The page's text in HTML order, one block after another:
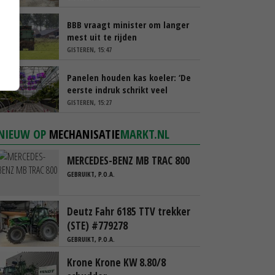
BBB vraagt minister om langer
mest uit te rijden
GISTEREN, 15:47
Panelen houden kas koeler: ‘De
eerste indruk schrikt veel
tuinders af’
GISTEREN, 15:27
OP MECHANISATIEMARKT.NL
MERCEDES-BENZ MB TRAC 800
GEBRUIKT, P.O.A.
Deutz Fahr 6185 TTV trekker
(STE) #779278
GEBRUIKT, P.O.A.
Krone Krone KW 8.80/8